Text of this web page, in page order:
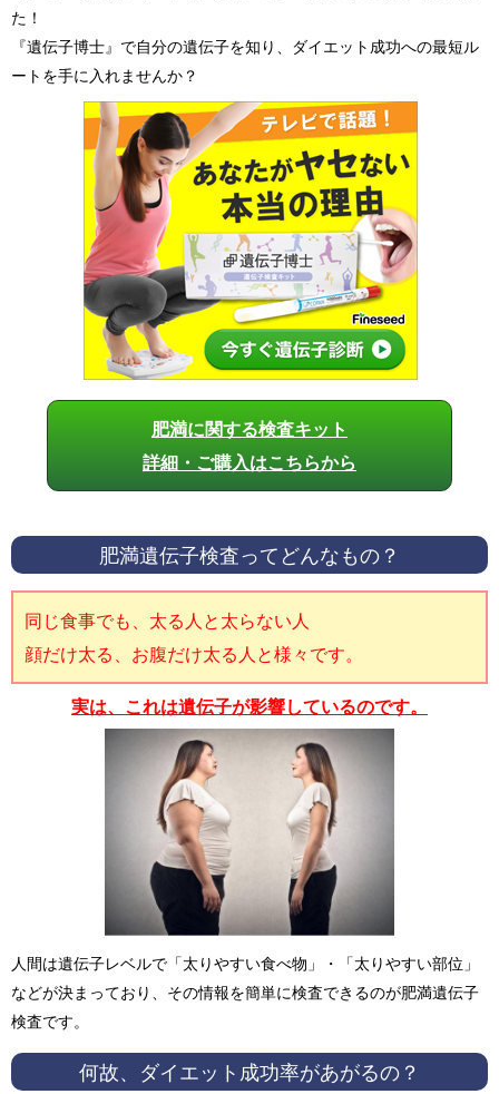
た！
『遺伝子博士』で自分の遺伝子を知り、ダイエット成功への最短ル
ートを手に入れませんか？
肥満に関する検査キット
詳細・ご購入はこちらから
肥満遺伝子検査ってどんなもの？
同じ食事でも、太る人と太らない人
顔だけ太る、お腹だけ太る人と様々です。
実は、これは遺伝子が影響しているのです。
人間は遺伝子レベルで「太りやすい食べ物」・「太りやすい部位」
などが決まっており、その情報を簡単に検査できるのが肥満遺伝子
検査です。
何故、ダイエット成功率があがるの？